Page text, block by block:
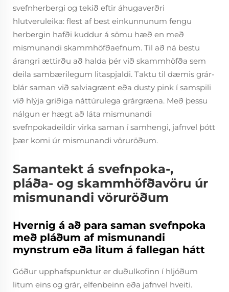
svefnherbergi og tekið eftir áhugaverðri
hlutveruleika: flest af best einkunnunum fengu
herbergin hafði kuddur á sömu hæð en með
mismunandi skammhöfðaefnum. Til að ná bestu
árangri ættirðu að halda þér við skammhöfða sem
deila sambærilegum litaspjaldi. Taktu til dæmis grár-
blár saman við salviagrænt eða dusty pink í samspili
við hlýja griðiga náttúrulega grárgræna. Með þessu
nálgun er hægt að láta mismunandi
svefnpokadeildir virka saman í samhengi, jafnvel þótt
þær komi úr mismunandi vöruröðum.
Samantekt á svefnpoka-,
pláða- og skammhöfðavöru úr
mismunandi vöruröðum
Hvernig á að para saman svefnpoka
með pláðum af mismunandi
mynstrum eða litum á fallegan hátt
Góður upphafspunktur er duðulkofinn í hljóðum
litum eins og grár, elfenbeinn eða jafnvel hveiti.